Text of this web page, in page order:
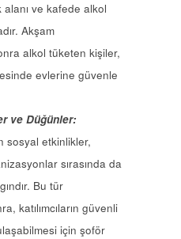
ve kafede alkol
Akşam
alkol tüketen kişiler,
evlerine güvenle
ve Düğünler:
sosyal etkinlikler,
sırasında da
Bu tür
katılımcıların güvenli
için şoför